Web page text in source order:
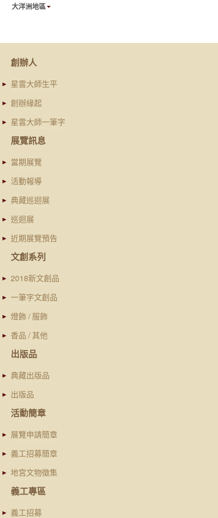
大洋洲地區
創辦人
星雲大師生平
創辦緣起
星雲大師一筆字
展覽訊息
當期展覽
活動報導
典藏巡迴展
巡迴展
近期展覽預告
文創系列
2018新文創品
一筆字文創品
燈飾 / 服飾
香品 / 其他
出版品
典藏出版品
出版品
活動簡章
展覽申請簡章
義工招募簡章
地宮文物徵集
義工專區
義工招募